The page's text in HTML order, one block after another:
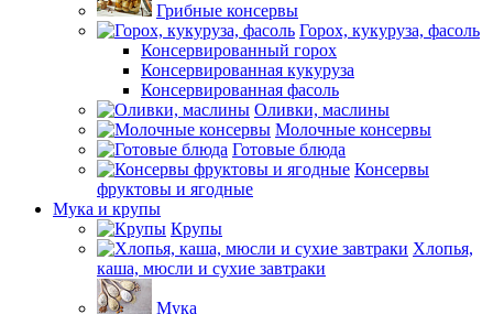
Грибные консервы
Горох, кукуруза, фасоль
Консервированный горох
Консервированная кукуруза
Консервированная фасоль
Оливки, маслины
Молочные консервы
Готовые блюда
Консервы
фруктовы и ягодные
Мука и крупы
Крупы
Хлопья,
каша, мюсли и сухие завтраки
Мука